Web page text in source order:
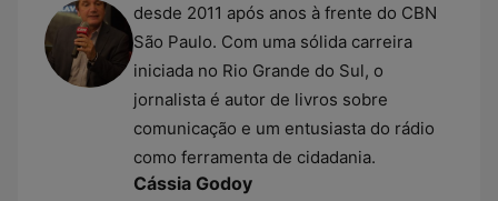
desde 2011 após anos à frente do CBN
São Paulo. Com uma sólida carreira
iniciada no Rio Grande do Sul, o
jornalista é autor de livros sobre
comunicação e um entusiasta do rádio
como ferramenta de cidadania.
Cássia Godoy